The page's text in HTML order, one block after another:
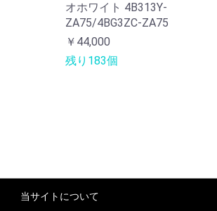
オホワイト 4B313Y-
ZA75/4BG3ZC-ZA75
￥44,000
残り183個
当サイトについて